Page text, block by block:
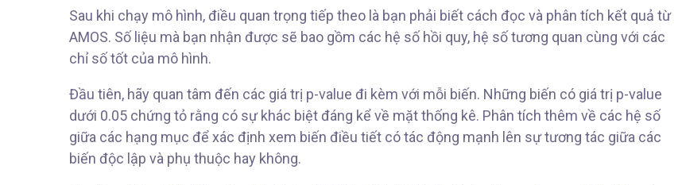
Sau khi chạy mô hình, điều quan trọng tiếp theo là bạn phải biết cách đọc và phân tích kết quả từ
AMOS. Số liệu mà bạn nhận được sẽ bao gồm các hệ số hồi quy, hệ số tương quan cùng với các
chỉ số tốt của mô hình.
Đầu tiên, hãy quan tâm đến các giá trị p-value đi kèm với mỗi biến. Những biến có giá trị p-value
dưới 0.05 chứng tỏ rằng có sự khác biệt đáng kể về mặt thống kê. Phân tích thêm về các hệ số
giữa các hạng mục để xác định xem biến điều tiết có tác động mạnh lên sự tương tác giữa các
biến độc lập và phụ thuộc hay không.